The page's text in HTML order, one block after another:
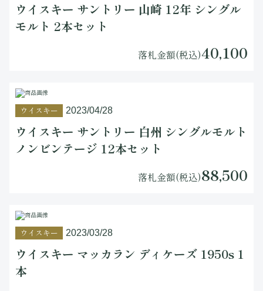
ウイスキー サントリー 山崎 12年 シングル
モルト 2本セット
落札金額(税込)40,100
ウイスキー 2023/04/28
ウイスキー サントリー 白州 シングルモルト
ノンビンテージ 12本セット
落札金額(税込)88,500
ウイスキー 2023/03/28
ウイスキー マッカラン ディケーズ 1950s 1
本